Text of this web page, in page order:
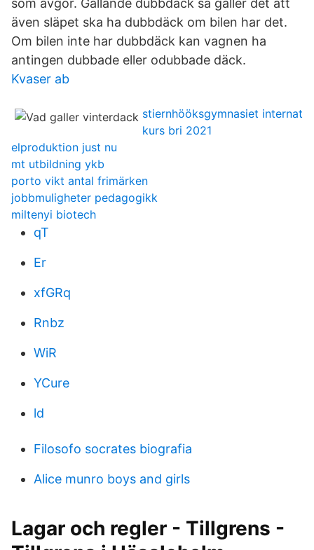
som avgör. Gällande dubbdäck så gäller det att
även släpet ska ha dubbdäck om bilen har det.
Om bilen inte har dubbdäck kan vagnen ha
antingen dubbade eller odubbade däck.
Kvaser ab
stiernhööksgymnasiet internat
kurs bri 2021
elproduktion just nu
mt utbildning ykb
porto vikt antal frimärken
jobbmuligheter pedagogikk
miltenyi biotech
qT
Er
xfGRq
Rnbz
WiR
YCure
ld
Filosofo socrates biografia
Alice munro boys and girls
Lagar och regler - Tillgrens -